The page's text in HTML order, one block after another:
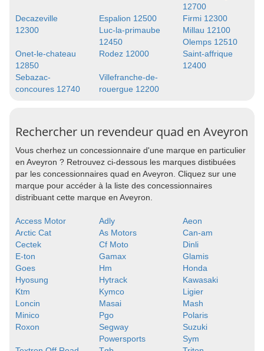
12700
Decazeville
12300
Espalion 12500
Firmi 12300
Luc-la-primaube
12450
Millau 12100
Olemps 12510
Onet-le-chateau
12850
Rodez 12000
Saint-affrique
12400
Sebazac-
concoures 12740
Villefranche-de-
rouergue 12200
Rechercher un revendeur quad en Aveyron
Vous cherhez un concessionnaire d'une marque en particulier
en Aveyron ? Retrouvez ci-dessous les marques distibuées
par les concessionnaires quad en Aveyron. Cliquez sur une
marque pour accéder à la liste des concessionnaires
distribuant cette marque en Aveyron.
Access Motor Adly
Aeon
Arctic Cat
As Motors
Can-am
Cectek
Cf Moto
Dinli
E-ton
Gamax
Glamis
Goes
Hm
Honda
Hyosung
Hytrack
Kawasaki
Ktm
Kymco
Ligier
Loncin
Masai
Mash
Minico
Pgo
Polaris
Roxon
Segway
Powersports
Suzuki
Sym